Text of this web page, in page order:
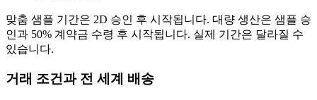
맞춤 샘플 기간은 2D 승인 후 시작됩니다. 대량 생산은 샘플 승
인과 50% 계약금 수령 후 시작됩니다. 실제 기간은 달라질 수
있습니다.
거래 조건과 전 세계 배송